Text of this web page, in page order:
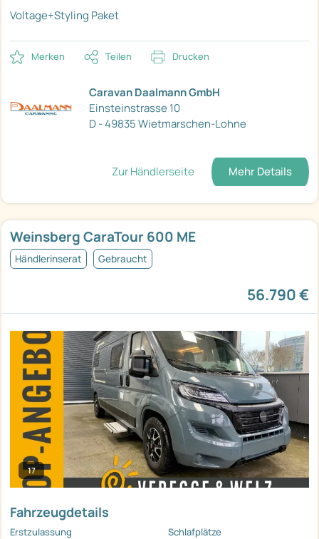
Voltage+Styling Paket
Merken Teilen Drucken
Caravan Daalmann GmbH
Einsteinstrasse 10
D - 49835 Wietmarschen-Lohne
Zur Händlerseite Mehr Details
Weinsberg CaraTour 600 ME
Händlerinserat Gebraucht
56.790 €
17
Fahrzeugdetails
Erstzulassung Schlafplätze